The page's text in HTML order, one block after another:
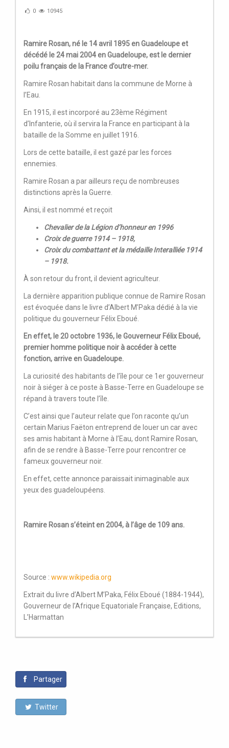
0 10945
Ramire Rosan, né le 14 avril 1895 en Guadeloupe et
décédé le 24 mai 2004 en Guadeloupe, est le dernier
poilu français de la France d’outre-mer.
Ramire Rosan habitait dans la commune de Morne à
l’Eau.
En 1915, il est incorporé au 23ème Régiment
d’Infanterie, où il servira la France en participant à la
bataille de la Somme en juillet 1916.
Lors de cette bataille, il est gazé par les forces
ennemies.
Ramire Rosan a par ailleurs reçu de nombreuses
distinctions après la Guerre.
Ainsi, il est nommé et reçoit
Chevalier de la Légion d’honneur en 1996
Croix de guerre 1914 – 1918,
Croix du combattant et la médaille Interalliée 1914
– 1918.
À son retour du front, il devient agriculteur.
La dernière apparition publique connue de Ramire Rosan
est évoquée dans le livre d’Albert M’Paka dédié à la vie
politique du gouverneur Félix Eboué.
En effet, le 20 octobre 1936, le Gouverneur Félix Eboué,
premier homme politique noir à accéder à cette
fonction, arrive en Guadeloupe.
La curiosité des habitants de l’île pour ce 1er gouverneur
noir à siéger à ce poste à Basse-Terre en Guadeloupe se
répand à travers toute l’île.
C’est ainsi que l’auteur relate que l’on raconte qu’un
certain Marius Faëton entreprend de louer un car avec
ses amis habitant à Morne à l’Eau, dont Ramire Rosan,
afin de se rendre à Basse-Terre pour rencontrer ce
fameux gouverneur noir.
En effet, cette annonce paraissait inimaginable aux
yeux des guadeloupéens.
Ramire Rosan s’éteint en 2004, à l’âge de 109 ans.
Source : www.wikipedia.org
Extrait du livre d’Albert M’Paka, Félix Eboué (1884-1944),
Gouverneur de l’Afrique Equatoriale Française, Editions,
L’Harmattan
Partager
Twitter